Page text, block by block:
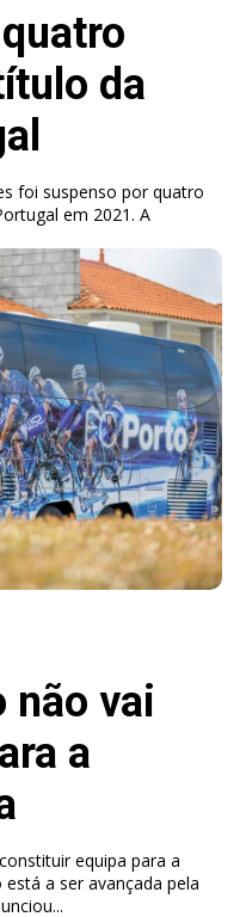
da
foi suspenso por quatro
em 2021. A
não vai
a
equipa para a
a ser avançada pela